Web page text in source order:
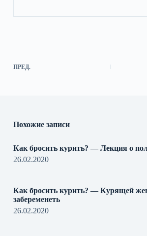
ПРЕД.
Похожие записи
Как бросить курить? — Лекция о
26.02.2020
Как бросить курить? — Курящей
забеременеть
26.02.2020